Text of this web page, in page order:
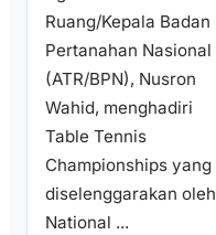
Ruang/Kepala Badan
Pertanahan Nasional
(ATR/BPN), Nusron
Wahid, menghadiri
Table Tennis
Championships yang
diselenggarakan oleh
National ...